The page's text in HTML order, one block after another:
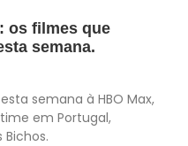
os filmes que
semana.
semana à HBO Max,
em Portugal,